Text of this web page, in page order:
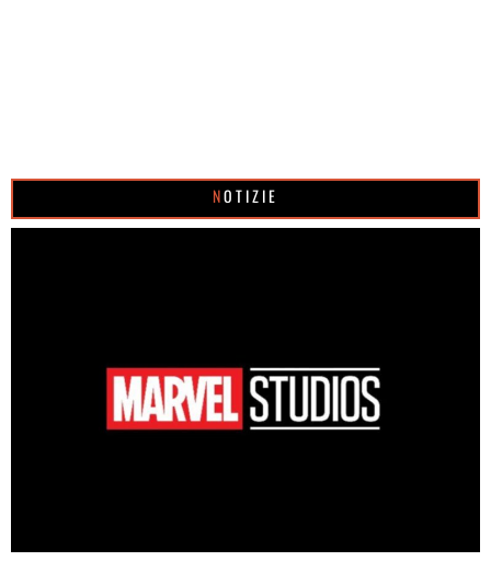
NOTIZIE